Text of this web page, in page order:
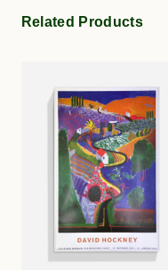
Related Products